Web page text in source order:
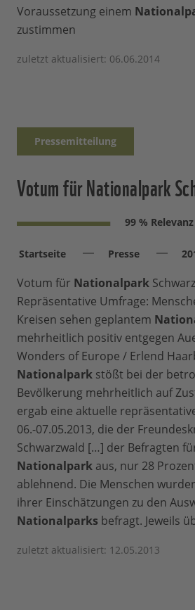
Voraussetzung einem
zustimmen
zuletzt aktualisiert: 06.06.2014
Pressemitteilung
Votum für Nationalpark
99 % Relevanz
Startseite Presse
Votum für Nationalpark
Repräsentative Umfrage:
Kreisen sehen geplantem
mehrheitlich positiv entgegen
Wonders of Europe / Erlend
Nationalpark stößt bei der
Bevölkerung mehrheitlich auf
ergab eine aktuelle
06.-07.05.2013, die der
Schwarzwald […] der Befragten
Nationalpark aus, nur 28
ablehnend. Die Menschen
ihrer Einschätzungen zu den
Nationalparks befragt. Jeweils
zuletzt aktualisiert: 12.05.2013